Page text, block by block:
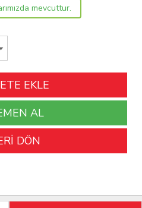
mevcuttur.
EKLE
AL
DÖN